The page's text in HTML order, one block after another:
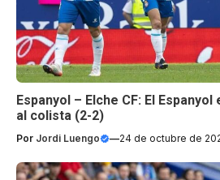
Espanyol – Elche CF: El
al colista (2-2)
Por Jordi Luengo —24 de octubre de